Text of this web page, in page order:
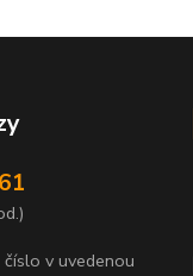
v uvedenou